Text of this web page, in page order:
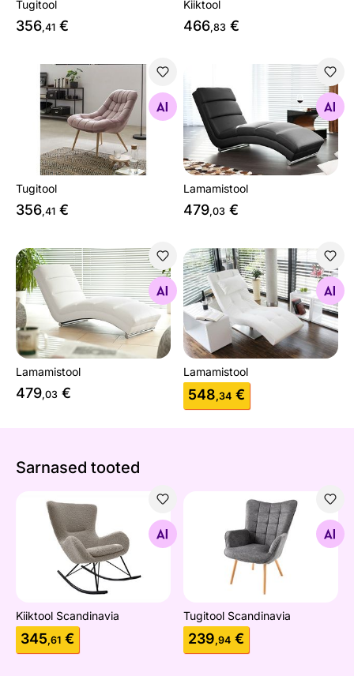
Tugitool
356,41 €
Kiiktool
466,83 €
Tugitool
Otsi sarnaseid
Tugitool
356,41 €
Lamamistool
Otsi sarnaseid
Lamamistool
479,03 €
Lamamistool
Otsi sarnaseid
Lamamistool
479,03 €
Lamamistool
Otsi sarnaseid
Lamamistool
548,34 €
Sarnased tooted
Kiiktool Scandinavia
Otsi sarnaseid
Kiiktool Scandinavia
345,61 €
Tugitool Scandinavia
Otsi sarnaseid
Tugitool Scandinavia
239,94 €